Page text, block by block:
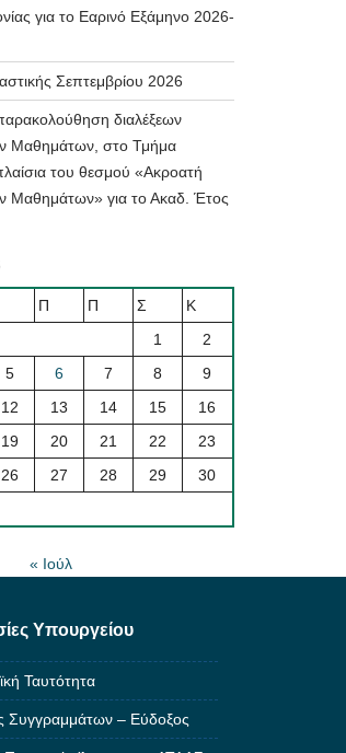
για το Εαρινό Εξάμηνο 2026-
Σεπτεμβρίου 2026
διαλέξεων
Μαθημάτων, στο Τμήμα
του θεσμού «Ακροατή
Μαθημάτων» για το Ακαδ. Έτος
Π Π Σ
Κ
1
2
5 6 7 8
9
12 13 14 15
16
19 20 21 22
23
26 27 28 29
30
« Ιούλ
Υπουργείου
Ταυτότητα
Συγγραμμάτων – Εύδοξος